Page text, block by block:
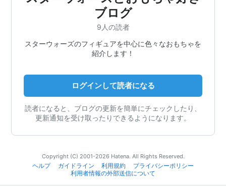
ブログ
9人の読者
スターウォーズのフィギュアを中心に色々なおもちゃを
紹介します！
ログインして読者になる
読者になると、ブログの更新を簡単にチェックしたり、
更新通知を受け取ったりできるようになります。
Copyright (C) 2001-2026 Hatena. All Rights Reserved.
ヘルプ
ガイドライン 利用規約
プライバシーポリシー
利用者情報の外部送信について